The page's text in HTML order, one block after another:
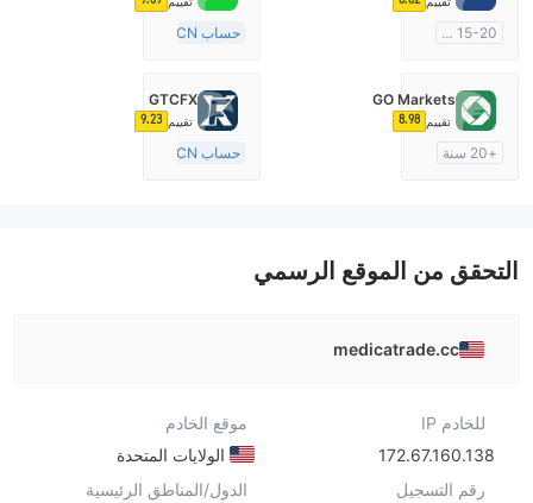
15-20 سنة
حساب ECN
صناعة السوق (MM)
GO Markets
تقييم 8.98
+20 سنة
GTCFX
تقييم 9.23
حساب ECN
التحقق من الموقع الرسمي
medicatrade.cc
للخادم IP
172.67.160.138
موقع الخادم
الولايات المتحدة
رقم التسجيل
الدول/المناطق الرئيسية